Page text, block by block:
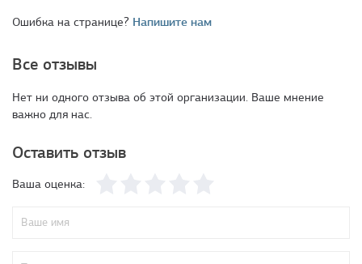
Ошибка на странице? Напишите нам
Все отзывы
Нет ни одного отзыва об этой организации. Ваше мнение
важно для нас.
Оставить отзыв
Ваша оценка: